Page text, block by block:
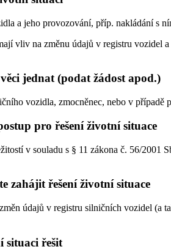
a jeho provozování, příp. nakládání s
vliv na změnu údajů v registru
jednat (podat žádost apod.)
vozidla, zmocněnec, nebo v
pro řešení životní situace
v souladu s § 11 zákona č. 56/
zahájit řešení životní situace
údajů v registru silničních vozidel
situaci řešit